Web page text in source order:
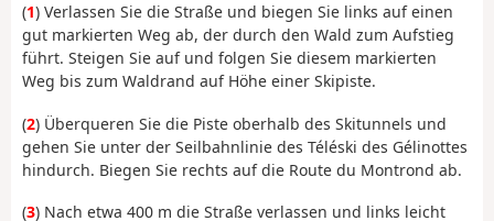
(1) Verlassen Sie die Straße und biegen Sie links auf einen
gut markierten Weg ab, der durch den Wald zum Aufstieg
führt. Steigen Sie auf und folgen Sie diesem markierten
Weg bis zum Waldrand auf Höhe einer Skipiste.
(2) Überqueren Sie die Piste oberhalb des Skitunnels und
gehen Sie unter der Seilbahnlinie des Téléski des Gélinottes
hindurch. Biegen Sie rechts auf die Route du Montrond ab.
(3) Nach etwa 400 m die Straße verlassen und links leicht